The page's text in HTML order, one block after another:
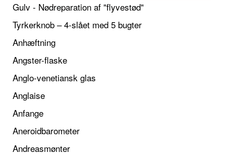
Gulv - Nødreparation af "flyvestød"
Tyrkerknob – 4-slået med 5 bugter
Anhæftning
Angster-flaske
Anglo-venetiansk glas
Anglaise
Anfange
Aneroidbarometer
Andreasmønter